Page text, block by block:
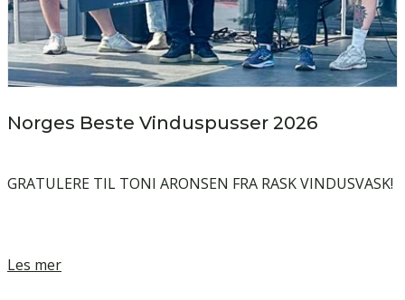
Norges Beste Vinduspusser 2026
GRATULERE TIL TONI ARONSEN FRA RASK VINDUSVASK!
Les mer